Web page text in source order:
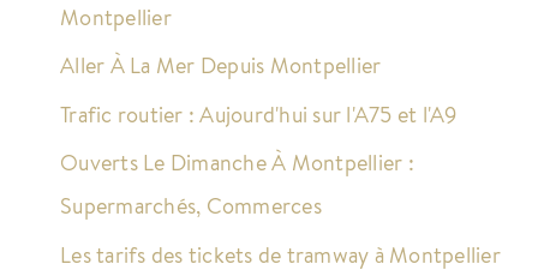
Montpellier
Aller À La Mer Depuis Montpellier
Trafic routier : Aujourd'hui sur l'A75 et l'A9
Ouverts Le Dimanche À Montpellier :
Supermarchés, Commerces
Les tarifs des tickets de tramway à Montpellier